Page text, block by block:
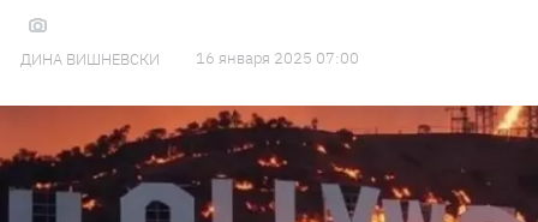
ДИНА ВИШНЕВСКИ 16 января 2025 07:00